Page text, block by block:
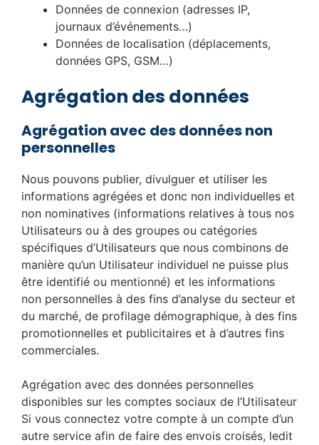
Données de connexion (adresses IP,
journaux d’événements…)
Données de localisation (déplacements,
données GPS, GSM…)
Agrégation des données
Agrégation avec des données non
personnelles
Nous pouvons publier, divulguer et utiliser les
informations agrégées et donc non individuelles et
non nominatives (informations relatives à tous nos
Utilisateurs ou à des groupes ou catégories
spécifiques d’Utilisateurs que nous combinons de
manière qu’un Utilisateur individuel ne puisse plus
être identifié ou mentionné) et les informations
non personnelles à des fins d’analyse du secteur et
du marché, de profilage démographique, à des fins
promotionnelles et publicitaires et à d’autres fins
commerciales.
Agrégation avec des données personnelles
disponibles sur les comptes sociaux de l’Utilisateur
Si vous connectez votre compte à un compte d’un
autre service afin de faire des envois croisés, ledit